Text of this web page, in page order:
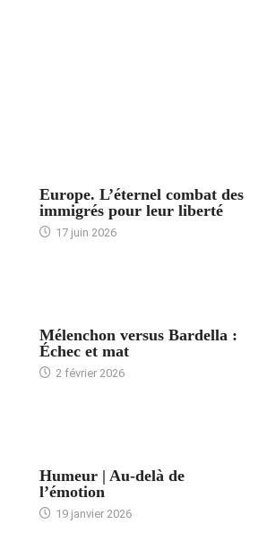
Europe. L’éternel combat des
immigrés pour leur liberté
17 juin 2026
Mélenchon versus Bardella :
Échec et mat
2 février 2026
Humeur | Au-delà de
l’émotion
19 janvier 2026